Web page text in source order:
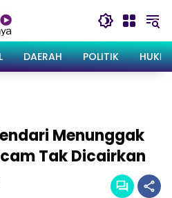
DAERAH POLITIK
Menunggak
Tak Dicairkan